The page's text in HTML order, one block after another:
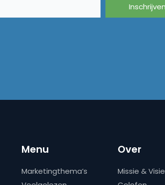
Menu
Marketingthema’s
Over
Missie & Visie